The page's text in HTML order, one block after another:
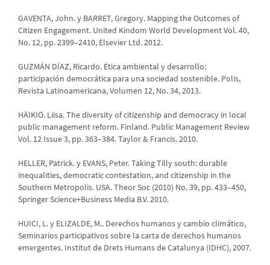
GAVENTA, John. y BARRET, Gregory. Mapping the Outcomes of
Citizen Engagement. United Kindom World Development Vol. 40,
No. 12, pp. 2399–2410, Elsevier Ltd. 2012.
GUZMÁN DÍAZ, Ricardo. Ética ambiental y desarrollo:
participación democrática para una sociedad sostenible. Polis,
Revista Latinoamericana, Volumen 12, No. 34, 2013.
HÄIKIÖ. Liisa. The diversity of citizenship and democracy in local
public management reform. Finland. Public Management Review
Vol. 12 Issue 3, pp. 363–384. Taylor & Francis. 2010.
HELLER, Patrick. y EVANS, Peter. Taking Tilly south: durable
inequalities, democratic contestation, and citizenship in the
Southern Metropolis. USA. Theor Soc (2010) No. 39, pp. 433–450,
Springer Science+Business Media B.V. 2010.
HUICI, L. y ELIZALDE, M.. Derechos humanos y cambio climático,
Seminarios participativos sobre la carta de derechos humanos
emergentes. Institut de Drets Humans de Catalunya (IDHC), 2007.